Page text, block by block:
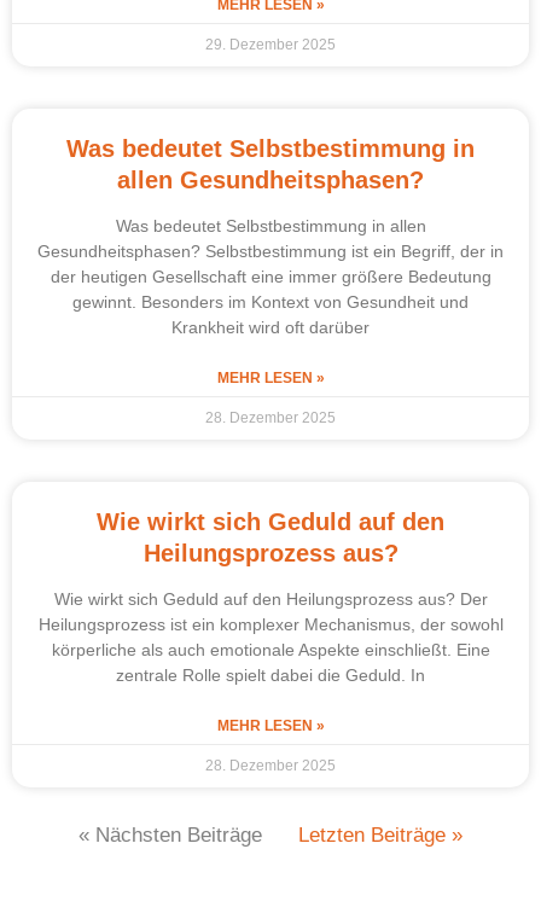
MEHR LESEN »
29. Dezember 2025
Was bedeutet Selbstbestimmung in
allen Gesundheitsphasen?
Was bedeutet Selbstbestimmung in allen
Gesundheitsphasen? Selbstbestimmung ist ein Begriff, der in
der heutigen Gesellschaft eine immer größere Bedeutung
gewinnt. Besonders im Kontext von Gesundheit und
Krankheit wird oft darüber
MEHR LESEN »
28. Dezember 2025
Wie wirkt sich Geduld auf den
Heilungsprozess aus?
Wie wirkt sich Geduld auf den Heilungsprozess aus? Der
Heilungsprozess ist ein komplexer Mechanismus, der sowohl
körperliche als auch emotionale Aspekte einschließt. Eine
zentrale Rolle spielt dabei die Geduld. In
MEHR LESEN »
28. Dezember 2025
« Nächsten Beiträge Letzten Beiträge »